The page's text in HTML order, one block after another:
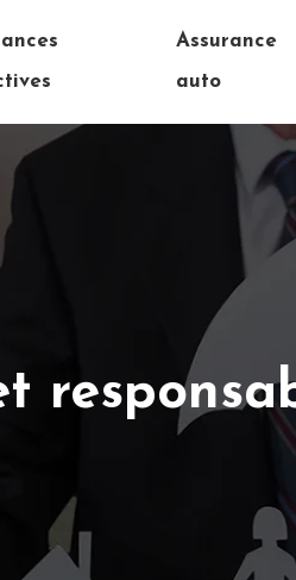
Assurance
auto